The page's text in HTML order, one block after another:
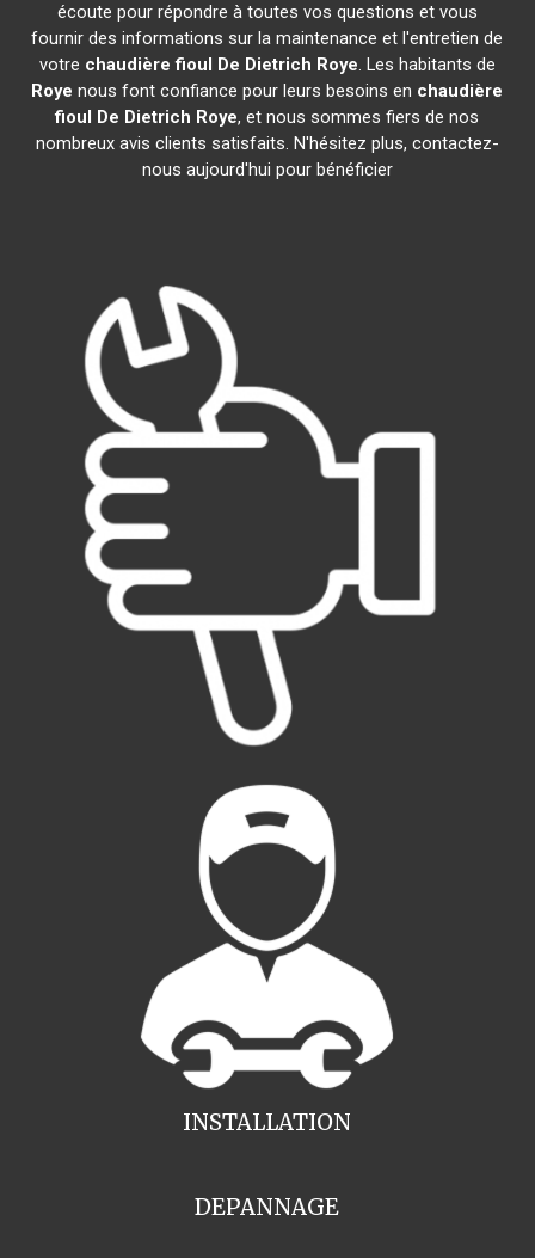
écoute pour répondre à toutes vos questions et vous
fournir des informations sur la maintenance et l'entretien de
votre chaudière fioul De Dietrich Roye. Les habitants de
Roye nous font confiance pour leurs besoins en chaudière
fioul De Dietrich Roye, et nous sommes fiers de nos
nombreux avis clients satisfaits. N'hésitez plus, contactez-
nous aujourd'hui pour bénéficier
INSTALLATION
DEPANNAGE